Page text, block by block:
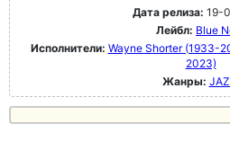
Дата релиза: 19-
Лейбл: Blue
Исполнители: Wayne Shorter (1933-
2023)
Жанры: